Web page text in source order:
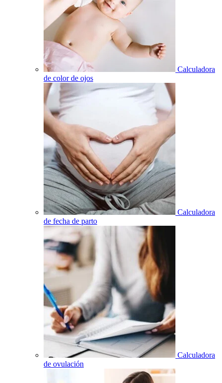
Calculadora
de color de ojos
Calculadora
de fecha de parto
Calculadora
de ovulación